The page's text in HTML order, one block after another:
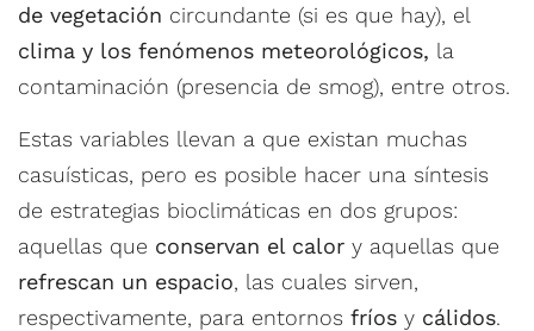
de vegetación circundante (si es que hay), el
clima y los fenómenos meteorológicos, la
contaminación (presencia de smog), entre otros.
Estas variables llevan a que existan muchas
casuísticas, pero es posible hacer una síntesis
de estrategias bioclimáticas en dos grupos:
aquellas que conservan el calor y aquellas que
refrescan un espacio, las cuales sirven,
respectivamente, para entornos fríos y cálidos.